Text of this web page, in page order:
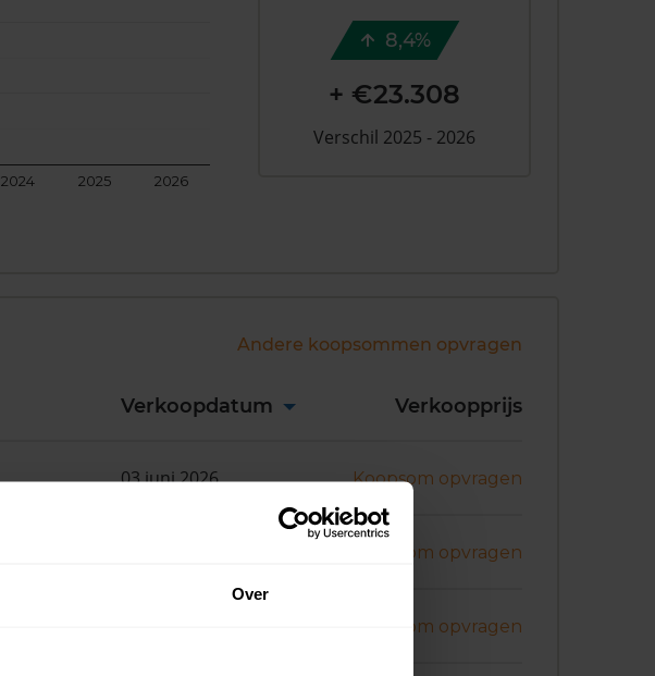
Over
2024 2025 2026
8,4%
+ €23.308
Verschil 2025 - 2026
Andere koopsommen opvragen
Verkoopdatum Verkoopprijs
03 juni 2026 Koopsom opvragen
Koopsom opvragen
Koopsom opvragen